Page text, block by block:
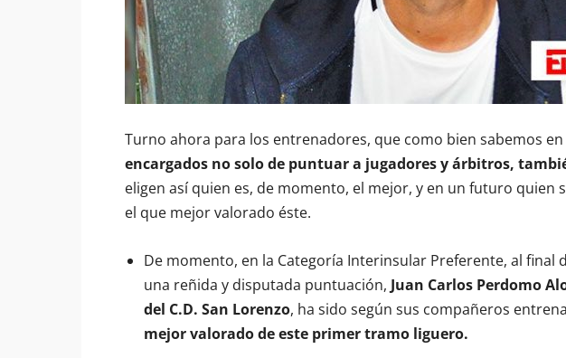
Turno ahora para los entrenadores, que como bien sabemos
encargados no solo de puntuar a jugadores y árbitros,
eligen así quien es, de momento, el mejor, y en un futuro quien
el que mejor valorado éste.
De momento, en la Categoría Interinsular Preferente, al final
una reñida y disputada puntuación, Juan Carlos Perdomo
del C.D. San Lorenzo, ha sido según sus compañeros
mejor valorado de este primer tramo liguero.